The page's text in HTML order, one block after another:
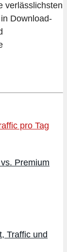
verlässlichsten
Download-
Premium
Traffic und